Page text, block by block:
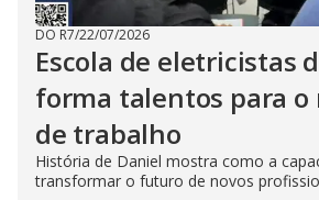
DO R7/22/07/2026
Escola de eletricistas
forma talentos para o
de trabalho
História de Daniel mostra como a
transformar o futuro de novos